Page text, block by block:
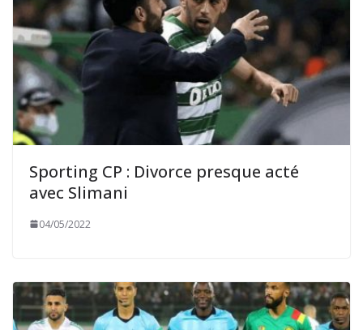
Sporting CP : Divorce presque acté
avec Slimani
04/05/2022